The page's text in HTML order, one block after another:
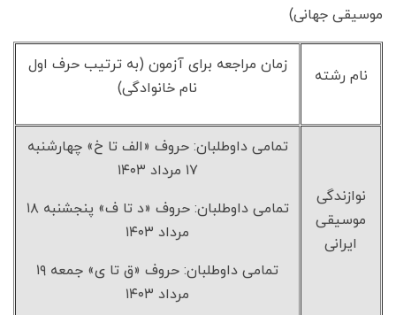
موسیقی جهانی)
نام رشته
زمان مراجعه برای آزمون (به ترتیب حرف اول
نام خانوادگی)
نوازندگی
موسیقی
ایرانی
تمامی داوطلبان: حروف «الف تا خ» چهارشنبه
۱۷ مرداد ۱۴۰۳
تمامی داوطلبان: حروف «د تا ف» پنجشنبه ۱۸
مرداد ۱۴۰۳
تمامی داوطلبان: حروف «ق تا ی» جمعه ۱۹
مرداد ۱۴۰۳